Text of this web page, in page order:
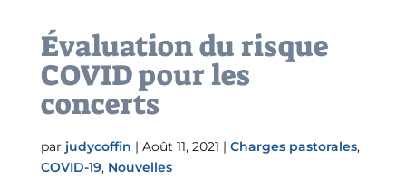
Évaluation du risque
COVID pour les
concerts
par judycoffin | Août 11, 2021 | Charges pastorales,
COVID-19, Nouvelles